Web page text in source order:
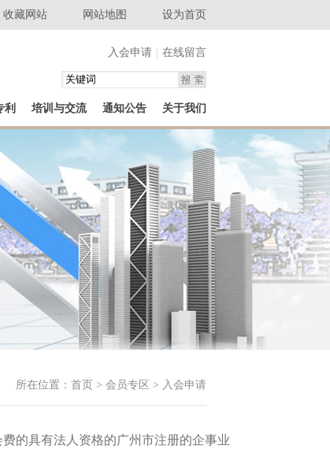
收藏网站 网站地图 设为首页
入会申请 在线留言
利 培训与交流 通知公告 关于我们
所在位置： 首页 > 会员专区 > 入会申请
的具有法人资格的广州市注册的企事业